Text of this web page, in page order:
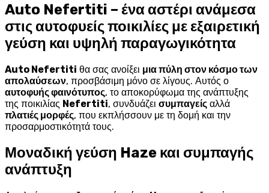
Auto Nefertiti – ένα αστέρι ανάμεσα
στις αυτοφυείς ποικιλίες με εξαιρετική
γεύση και υψηλή παραγωγικότητα
Auto Nefertiti θα σας ανοίξει μια πύλη στον κόσμο των
απολαύσεων, προσβάσιμη μόνο σε λίγους. Αυτός ο
αυτοφυής φαινότυπος, το αποκορύφωμα της ανάπτυξης
της ποικιλίας Nefertiti, συνδυάζει συμπαγείς αλλά
πλατιές μορφές, που εκπλήσσουν με τη δομή και την
προσαρμοστικότητά τους.
Μοναδική γεύση Haze και συμπαγής
ανάπτυξη